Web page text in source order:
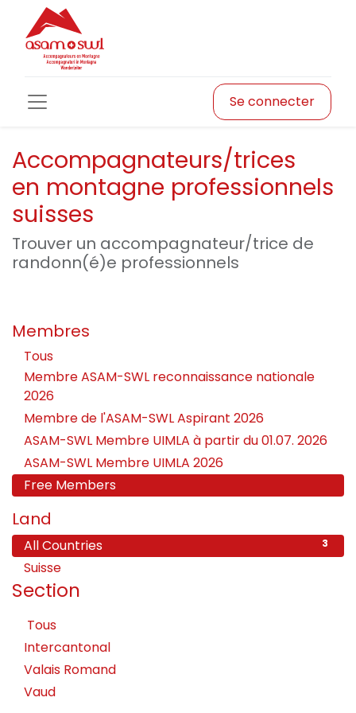
Se connecter
Accompagnateurs/trices
en montagne professionnels
suisses
Trouver un accompagnateur/trice de
randonn(é)e professionnels
Membres
Tous
Membre ASAM-SWL reconnaissance nationale
2026
Membre de l'ASAM-SWL Aspirant 2026
ASAM-SWL Membre UIMLA à partir du 01.07. 2026
ASAM-SWL Membre UIMLA 2026
Free Members
Land
All Countries 3
Suisse
Section
Tous
Intercantonal
Valais Romand
Vaud